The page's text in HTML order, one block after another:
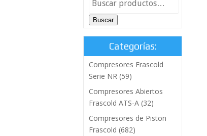
Buscar
Categorías:
Compresores Frascold
Serie NR (59)
Compresores Abiertos
Frascold ATS-A (32)
Compresores de Piston
Frascold (682)